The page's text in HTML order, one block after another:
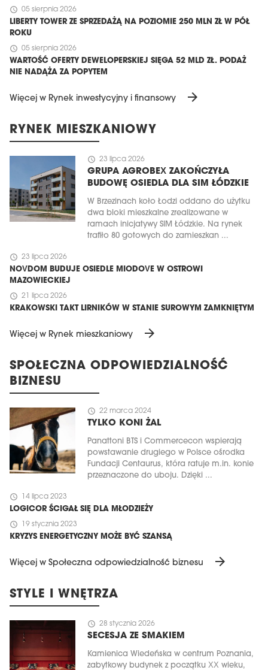
schedule 05 sierpnia 2026
LIBERTY TOWER ZE SPRZEDAŻĄ NA POZIOMIE 250 MLN ZŁ W PÓŁ
ROKU
schedule 05 sierpnia 2026
WARTOŚĆ OFERTY DEWELOPERSKIEJ SIĘGA 52 MLD ZŁ. PODAŻ
NIE NADĄŻA ZA POPYTEM
Więcej w Rynek inwestycyjny i finansowy arrow_forward
RYNEK MIESZKANIOWY
schedule 23 lipca 2026
GRUPA AGROBEX ZAKOŃCZYŁA
BUDOWĘ OSIEDLA DLA SIM ŁÓDZKIE
W Brzezinach koło Łodzi oddano do użytku
dwa bloki mieszkalne zrealizowane w
ramach inicjatywy SIM Łódzkie. Na rynek
trafiło 80 gotowych do zamieszkan ...
schedule 23 lipca 2026
NOVDOM BUDUJE OSIEDLE MIODOVE W OSTROWI
MAZOWIECKIEJ
schedule 21 lipca 2026
KRAKOWSKI TAKT LIRNIKÓW W STANIE SUROWYM ZAMKNIĘTYM
Więcej w Rynek mieszkaniowy arrow_forward
SPOŁECZNA ODPOWIEDZIALNOŚĆ
BIZNESU
schedule 22 marca 2024
TYLKO KONI ŻAL
Panattoni BTS i Commercecon wspierają
powstawanie drugiego w Polsce ośrodka
Fundacji Centaurus, która ratuje m.in. konie
przeznaczone do uboju. Dzięki ...
schedule 14 lipca 2023
LOGICOR ŚCIGAŁ SIĘ DLA MŁODZIEŻY
schedule 19 stycznia 2023
KRYZYS ENERGETYCZNY MOŻE BYĆ SZANSĄ
Więcej w Społeczna odpowiedzialność biznesu arrow_forward
STYLE I WNĘTRZA
schedule 28 stycznia 2026
SECESJA ZE SMAKIEM
Kamienica Wiedeńska w centrum Poznania,
zabytkowy budynek z początku XX wieku,